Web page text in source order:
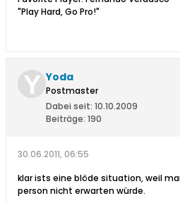
"Play Hard, Go Pro!"
Yoda
Postmaster
Dabei seit: 10.10.2009
Beiträge: 190
30.06.2011, 06:55
klar ists eine blöde situation, weil
person nicht erwarten würde.